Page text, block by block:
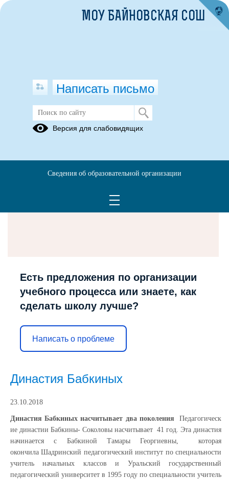
Есть предложения по организации
учебного процесса или знаете, как
сделать школу лучше?
Написать о проблеме
Династия Бабкиных
23.10.2018
Династия Бабкиных насчитывает два поколения
Педагогическ
ие династии Бабкины- Соколовы насчитывает 41 год. Эта династия
начинается с Бабкиной Тамары Георгиевны,
которая
окончила Шадринский педагогический институт по специальности
учитель начальных классов
и Уральский
государственный
педагогический университет в 1995 году по специальности учитель
МОУ БАЙНОВСКАЯ СОШ
Написать письмо
Версия для слабовидящих
Сведения об образовательной организации